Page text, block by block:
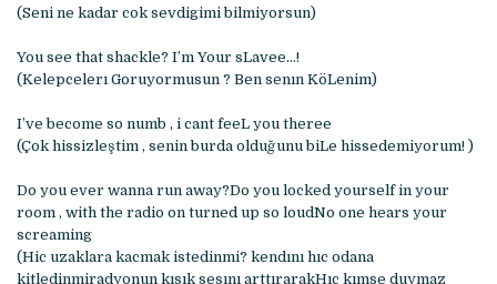
(Seni ne kadar cok sevdigimi bilmiyorsun)
You see that shackle? I’m Your sLavee…!
(Kelepcelerı Goruyormusun ? Ben senın KöLenim)
I’ve become so numb , i cant feeL you theree
(Çok hissizleştim , senin burda olduğunu biLe hissedemiyorum! )
Do you ever wanna run away?Do you locked yourself in your
room , with the radio on turned up so loudNo one hears your
screaming
(Hic uzaklara kacmak istedinmi? kendını hıc odana
kitledinmiradyonun kısık sesını arttırarakHıc kımse duymaz